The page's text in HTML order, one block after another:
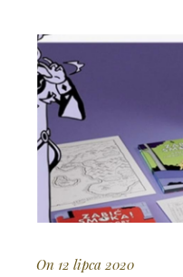
On 12 lipca 2020